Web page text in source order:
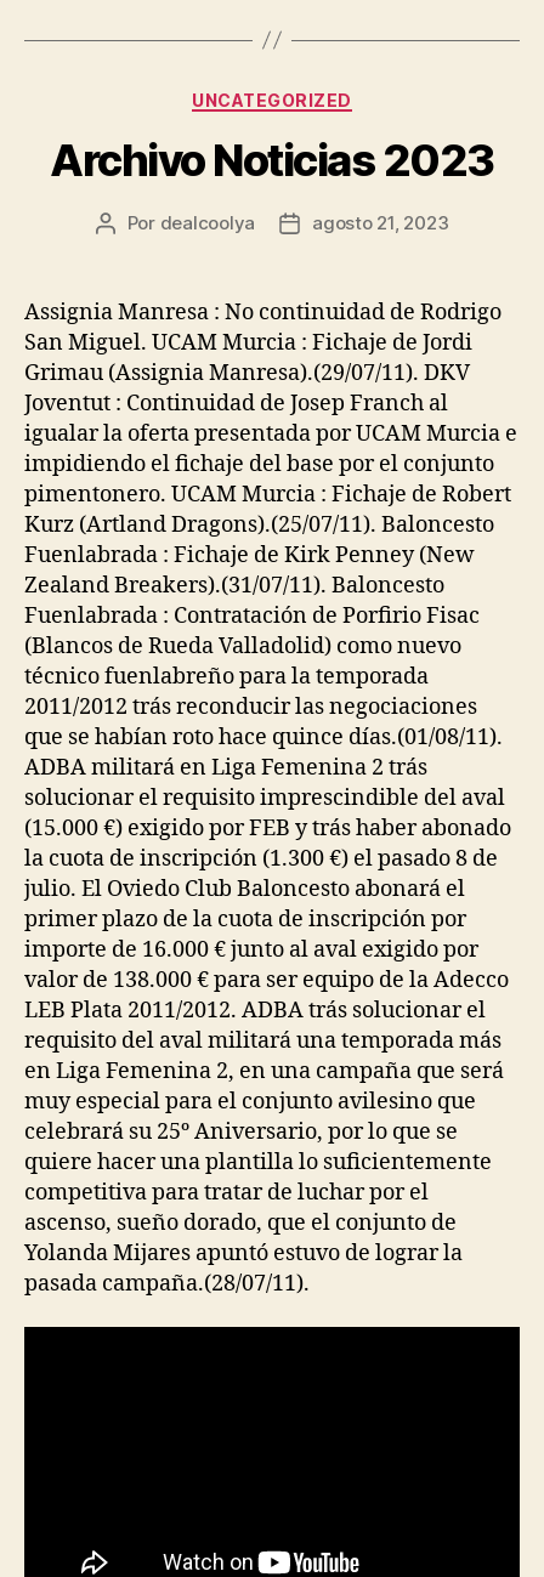
Categorías
UNCATEGORIZED
Archivo Noticias 2023
Autor
entrada
Por dealcoolya
Fecha
entrada
agosto 21, 2023
Assignia Manresa : No continuidad de Rodrigo
San Miguel. UCAM Murcia : Fichaje de Jordi
Grimau (Assignia Manresa).(29/07/11). DKV
Joventut : Continuidad de Josep Franch al
igualar la oferta presentada por UCAM Murcia e
impidiendo el fichaje del base por el conjunto
pimentonero. UCAM Murcia : Fichaje de Robert
Kurz (Artland Dragons).(25/07/11). Baloncesto
Fuenlabrada : Fichaje de Kirk Penney (New
Zealand Breakers).(31/07/11). Baloncesto
Fuenlabrada : Contratación de Porfirio Fisac
(Blancos de Rueda Valladolid) como nuevo
técnico fuenlabreño para la temporada
2011/2012 trás reconducir las negociaciones
que se habían roto hace quince días.(01/08/11).
ADBA militará en Liga Femenina 2 trás
solucionar el requisito imprescindible del aval
(15.000 €) exigido por FEB y trás haber abonado
la cuota de inscripción (1.300 €) el pasado 8 de
julio. El Oviedo Club Baloncesto abonará el
primer plazo de la cuota de inscripción por
importe de 16.000 € junto al aval exigido por
valor de 138.000 € para ser equipo de la Adecco
LEB Plata 2011/2012. ADBA trás solucionar el
requisito del aval militará una temporada más
en Liga Femenina 2, en una campaña que será
muy especial para el conjunto avilesino que
celebrará su 25º Aniversario, por lo que se
quiere hacer una plantilla lo suficientemente
competitiva para tratar de luchar por el
ascenso, sueño dorado, que el conjunto de
Yolanda Mijares apuntó estuvo de lograr la
pasada campaña.(28/07/11).